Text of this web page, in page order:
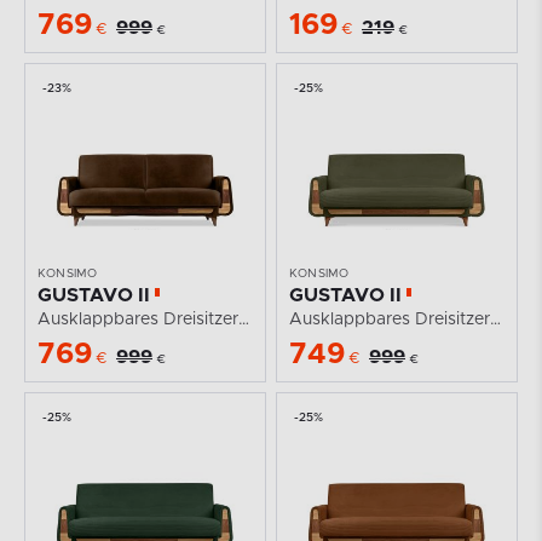
769 € 999 € 169 € 219 €
-23%
KONSIMO
GUSTAVO II
Ausklappbares Dreisitzer-Sofa im Wildlederimitat-Stil...
769 € 999 €
-25%
KONSIMO
GUSTAVO II
Ausklappbares Dreisitzer-Sofa aus olivgrünem Kordstoff
749 € 999 €
-25% -25%